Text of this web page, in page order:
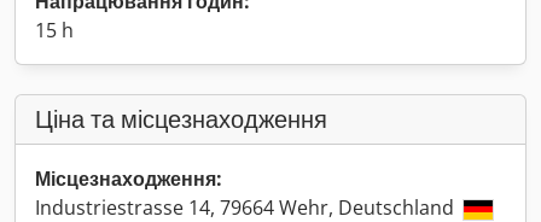
15 h
Ціна та місцезнаходження
Місцезнаходження:
Industriestrasse 14, 79664 Wehr, Deutschland